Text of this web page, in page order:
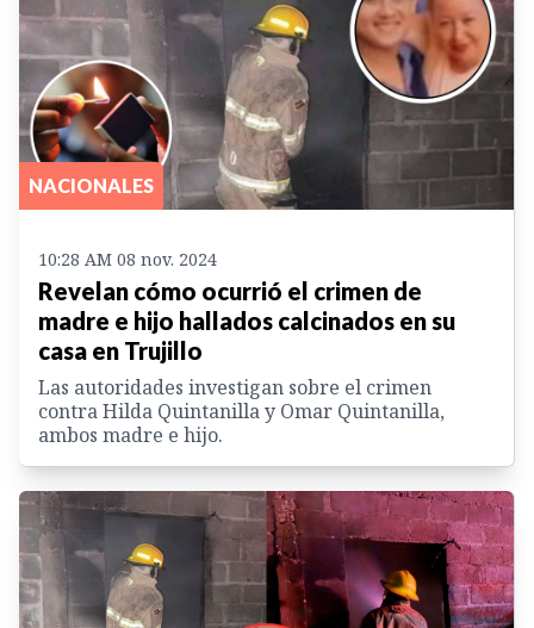
NACIONALES
10:28 AM 08 nov. 2024
Revelan cómo ocurrió el crimen de
madre e hijo hallados calcinados en su
casa en Trujillo
Las autoridades investigan sobre el crimen
contra Hilda Quintanilla y Omar Quintanilla,
ambos madre e hijo.